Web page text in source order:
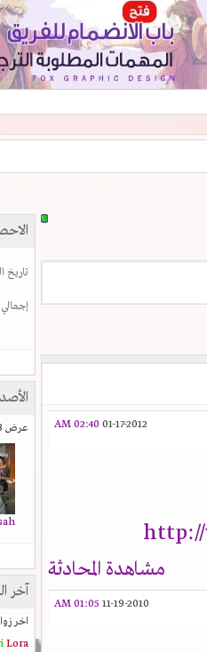
01-17-2012
02:40 AM
مشاهدة المحادثة
11-19-2010
01:05 AM
تاريخ
إجمالي
عرض 3 إلى 3 من الأصدقاء
آخر
اخر
Lora